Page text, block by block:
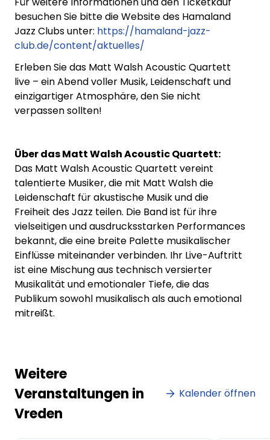
besuchen Sie bitte die Website des Hamaland
Jazz Clubs unter: https://hamaland-jazz-
club.de/content/aktuelles/
Erleben Sie das Matt Walsh Acoustic Quartett
live – ein Abend voller Musik, Leidenschaft und
einzigartiger Atmosphäre, den Sie nicht
verpassen sollten!
Über das Matt Walsh Acoustic Quartett:
Das Matt Walsh Acoustic Quartett vereint
talentierte Musiker, die mit Matt Walsh die
Leidenschaft für akustische Musik und die
Freiheit des Jazz teilen. Die Band ist für ihre
vielseitigen und ausdrucksstarken Performances
bekannt, die eine breite Palette musikalischer
Einflüsse miteinander verbinden. Ihr Live-Auftritt
ist eine Mischung aus technisch versierter
Musikalität und emotionaler Tiefe, die das
Publikum sowohl musikalisch als auch emotional
mitreißt.
Weitere
Veranstaltungen in
Vreden
Kalender öffnen